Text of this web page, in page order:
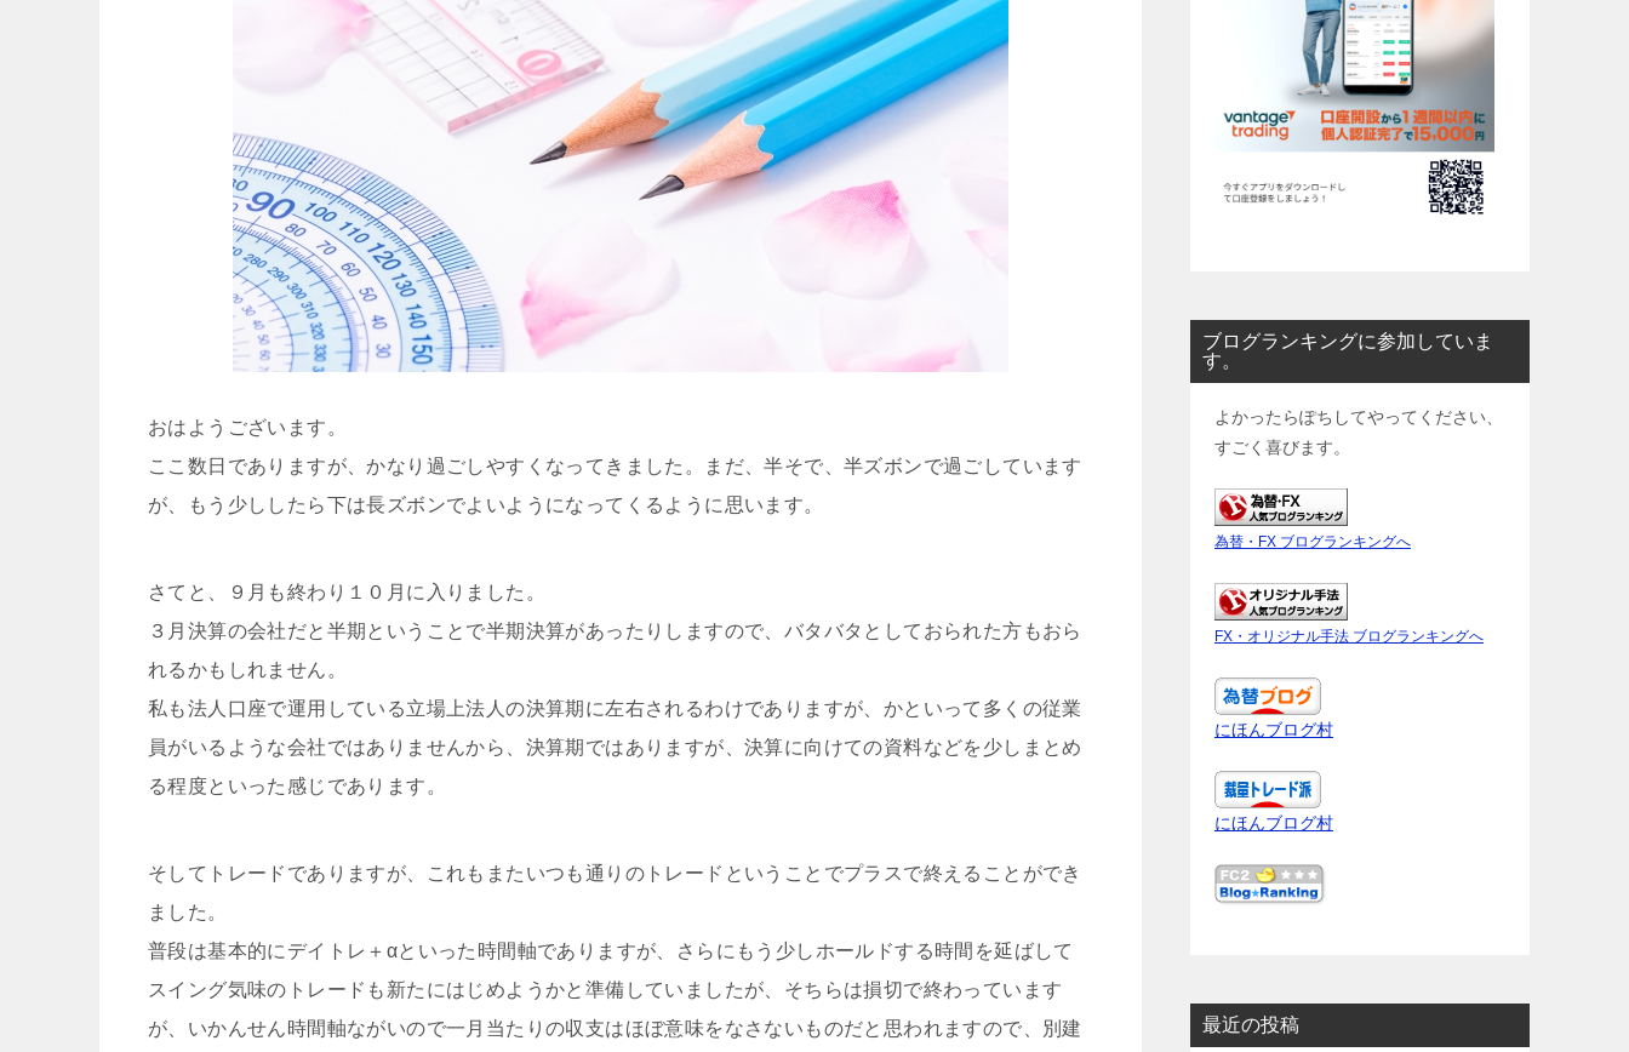
おはようございます。
ここ数日でありますが、かなり過ごしやすくなってきました。まだ、半そで、半ズボンで過ごしています
が、もう少ししたら下は長ズボンでよいようになってくるように思います。
さてと、９月も終わり１０月に入りました。
３月決算の会社だと半期ということで半期決算があったりしますので、バタバタとしておられた方もおら
れるかもしれません。
私も法人口座で運用している立場上法人の決算期に左右されるわけでありますが、かといって多くの従業
員がいるような会社ではありませんから、決算期ではありますが、決算に向けての資料などを少しまとめ
る程度といった感じであります。
そしてトレードでありますが、これもまたいつも通りのトレードということでプラスで終えることができ
ました。
普段は基本的にデイトレ＋αといった時間軸でありますが、さらにもう少しホールドする時間を延ばして
スイング気味のトレードも新たにはじめようかと準備していましたが、そちらは損切で終わっています
が、いかんせん時間軸ながいので一月当たりの収支はほぼ意味をなさないものだと思われますので、別建
ブログランキングに参加していま
す。
よかったらぽちしてやってください、
すごく喜びます。
為替・FX ブログランキングへ
FX・オリジナル手法 ブログランキングへ
にほんブログ村
にほんブログ村
最近の投稿